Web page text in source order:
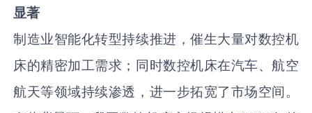
显著
制造业智能化转型持续推进，催生大量对数控机
床的精密加工需求；同时数控机床在汽车、航空
航天等领域持续渗透，进一步拓宽了市场空间。